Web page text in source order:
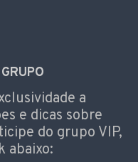
a
e dicas sobre
do grupo VIP,
abaixo: